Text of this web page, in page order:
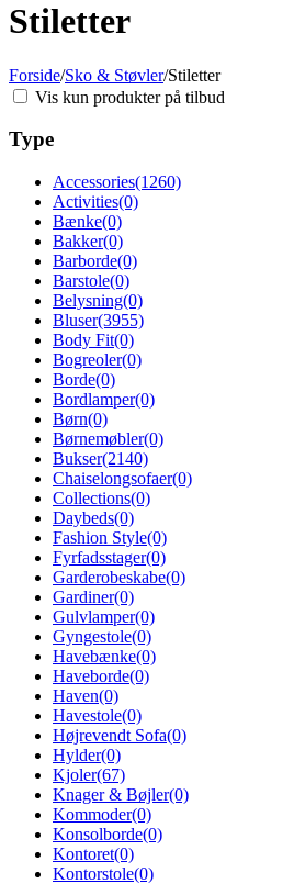
Stiletter
Forside/Sko & Støvler/Stiletter
Vis kun produkter på tilbud
Type
Accessories(1260)
Activities(0)
Bænke(0)
Bakker(0)
Barborde(0)
Barstole(0)
Belysning(0)
Bluser(3955)
Body Fit(0)
Bogreoler(0)
Borde(0)
Bordlamper(0)
Børn(0)
Børnemøbler(0)
Bukser(2140)
Chaiselongsofaer(0)
Collections(0)
Daybeds(0)
Fashion Style(0)
Fyrfadsstager(0)
Garderobeskabe(0)
Gardiner(0)
Gulvlamper(0)
Gyngestole(0)
Havebænke(0)
Haveborde(0)
Haven(0)
Havestole(0)
Højrevendt Sofa(0)
Hylder(0)
Kjoler(67)
Knager & Bøjler(0)
Kommoder(0)
Konsolborde(0)
Kontoret(0)
Kontorstole(0)